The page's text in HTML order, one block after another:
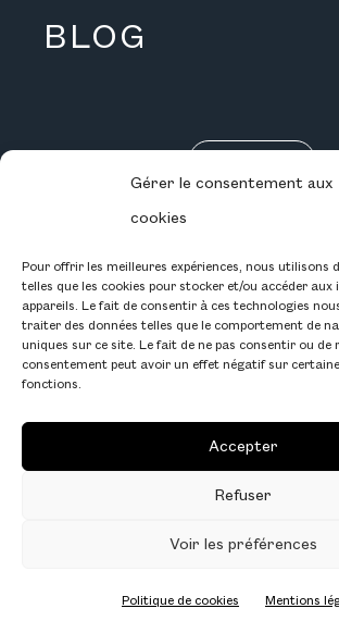
Gérer le consentement aux
cookies
Pour offrir les meilleures expériences, nous utilisons
telles que les cookies pour stocker et/ou accéder
appareils. Le fait de consentir à ces technologies
traiter des données telles que le comportement de
uniques sur ce site. Le fait de ne pas consentir ou de
consentement peut avoir un effet négatif sur
fonctions.
Accepter
Refuser
Voir les préférences
Politique de cookies Mentions
BLOG
INSTAGRAM
FACEBOOK
PRENDRE RENDEZ-VOUS